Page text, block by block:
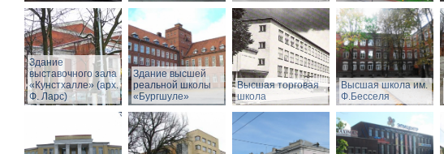
Здание
выставочного зала
«Кунстхалле» (арх.
Ф. Ларс)
Здание высшей
реальной школы
«Бургшуле»
Высшая торговая
школа
Высшая школа им.
Ф.Бесселя